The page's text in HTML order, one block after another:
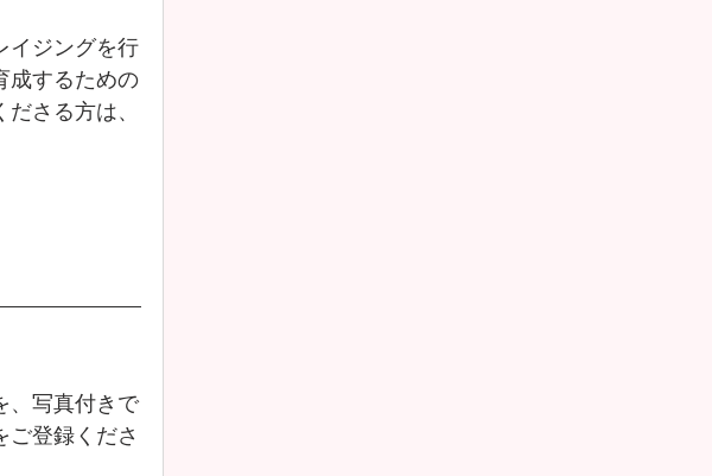
イジングを行
成するための
さる方は、
、写真付きで
ご登録くださ